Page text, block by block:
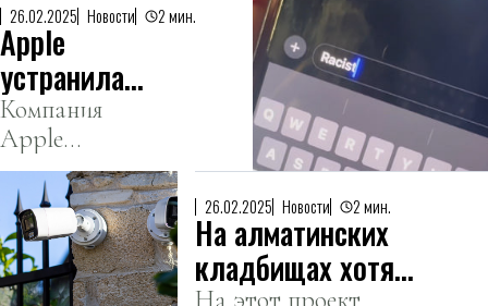
26.02.2025 Новости 2 мин.
Apple
устранила
ошибку
голосового
ввода,
связанную с
расизмом
Компания
Apple
выпустила
обновление,
чтобы
исправить
ошибку
26.02.2025 Новости 2 мин.
На алматинских
кладбищах хотят